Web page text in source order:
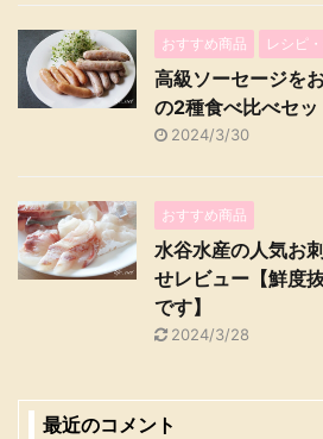
おすすめ商品 レシピ
高級ソーセージを
の2種食べ比べセッ
2024/3/30
おすすめ商品
水谷水産の人気お
せレビュー【鮮度
です】
2024/3/28
最近のコメント